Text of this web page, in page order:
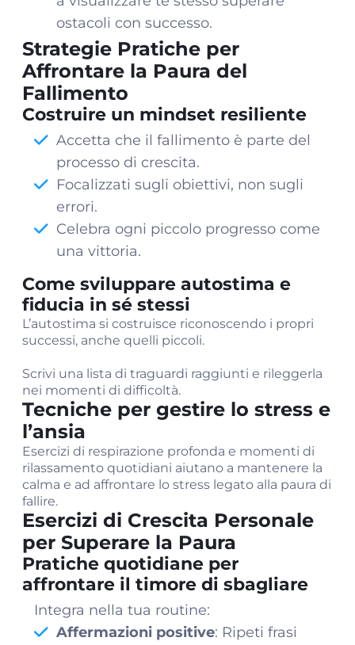
ostacoli con successo.
Strategie Pratiche per
Affrontare la Paura del
Fallimento
Costruire un mindset resiliente
Accetta che il fallimento è parte del
processo di crescita.
Focalizzati sugli obiettivi, non sugli
errori.
Celebra ogni piccolo progresso come
una vittoria.
Come sviluppare autostima e
fiducia in sé stessi
L’autostima si costruisce riconoscendo i propri
successi, anche quelli piccoli.
Scrivi una lista di traguardi raggiunti e rileggerla
nei momenti di difficoltà.
Tecniche per gestire lo stress e
l’ansia
Esercizi di respirazione profonda e momenti di
rilassamento quotidiani aiutano a mantenere la
calma e ad affrontare lo stress legato alla paura di
fallire.
Esercizi di Crescita Personale
per Superare la Paura
Pratiche quotidiane per
affrontare il timore di sbagliare
Integra nella tua routine:
Affermazioni positive: Ripeti frasi